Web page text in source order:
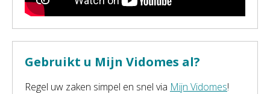
Gebruikt u Mijn Vidomes al?
Regel uw zaken simpel en snel via Mijn Vidomes!